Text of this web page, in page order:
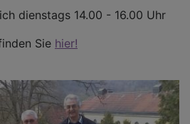
dienstags 14.00 - 16.00 Uhr
Sie hier!